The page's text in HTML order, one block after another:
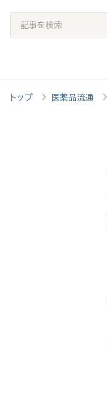
記
事
検
索
トップ 医薬品流通